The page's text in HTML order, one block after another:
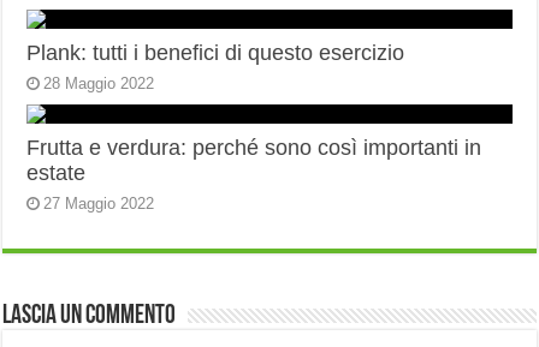
Plank: tutti i benefici di questo esercizio
28 Maggio 2022
Frutta e verdura: perché sono così importanti in
estate
27 Maggio 2022
Lascia un commento